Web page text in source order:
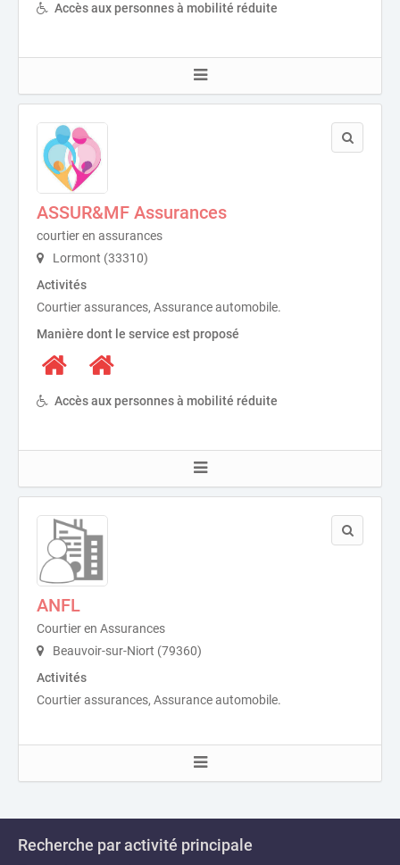
Accès aux personnes à mobilité réduite
ASSUR&MF Assurances
courtier en assurances
Lormont (33310)
Activités
Courtier assurances, Assurance automobile.
Manière dont le service est proposé
Accès aux personnes à mobilité réduite
ANFL
Courtier en Assurances
Beauvoir-sur-Niort (79360)
Activités
Courtier assurances, Assurance automobile.
Recherche par activité principale